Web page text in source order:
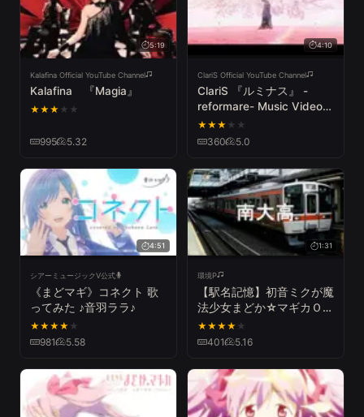
5:19
Kalafina Official YouTube Channel
Kalafina 『Magia』
★★★ ★ ★
995 5.32
4:10
ClariS Official YouTube Channel
ClariS 『ルミナス』 -
reformare- Music Video
【「劇場版 魔法少女まど
か☆マギカ ［前編］始ま
★★★ ★ ★
360 5.0
4:51
シアーミュージックV公式
《まどマギ》コネクト 歌
ってみた ♪音羽ララ♪
★★★★ ★
981 5.58
1:31
環境P
【駅名記憶】初音ミクが魔
法少女まどか☆マギカＯＰ
で米原から浜松までの駅名
を歌います。
★★★★ ★
401 5.16